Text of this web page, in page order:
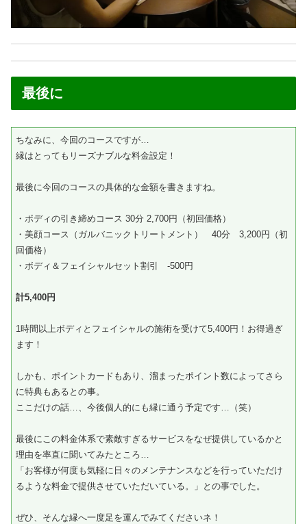
最後に
ちなみに、今回のコースですが…
縁はとってもリーズナブルな料金設定！
最後に今回のコースの具体的な金額を書きますね。
・ボディの引き締めコース 30分 2,700円（初回価格）
・美顔コース（ガルバニックトリートメント） 40分 3,200円（初
回価格）
・ボディ＆フェイシャルセット割引 -500円
計5,400円
1時間以上ボディとフェイシャルの施術を受けて5,400円！お得過ぎ
ます！
しかも、ポイントカードもあり、溜まったポイント数によってさら
に特典もあるとの事。
ここだけの話…、今後個人的にも縁に通う予定です…（笑）
最後にこの料金体系で素敵すぎるサービスをなぜ提供しているかと
理由を率直に聞いてみたところ…
「お客様が何度も気軽に日々のメンテナンスなどを行っていただけ
るような料金で提供させていただいている。」との事でした。
ぜひ、そんな縁へ一度足を運んでみてくださいネ！